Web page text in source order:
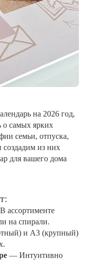
на 2026 год,
о самых ярких
семьи, отпуска,
из них
для вашего дома
ассортименте
на спирали.
и А3 (крупный)
— Интуитивно